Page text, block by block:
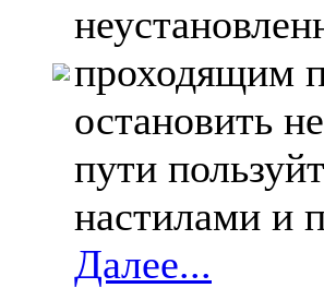
проходящим
остановить
пути
настилами и
Далее...